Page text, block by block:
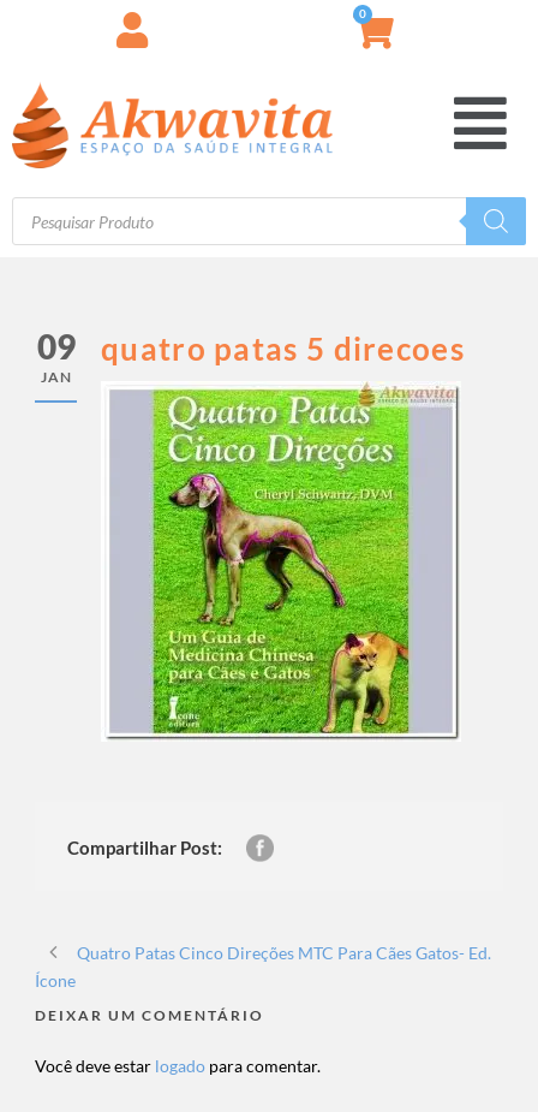
0
09
JAN
quatro patas 5 direcoes
Compartilhar Post:
Quatro Patas Cinco Direções MTC Para Cães Gatos- Ed.
Ícone
DEIXAR UM COMENTÁRIO
Você deve estar logado para comentar.